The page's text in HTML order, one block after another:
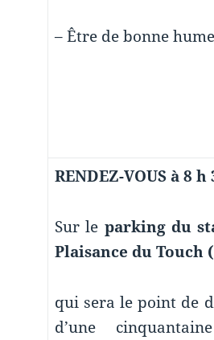
– Être de bonne
RENDEZ-VOUS à 8 h
Sur le parking du
Plaisance du Touch
qui sera le point de
d’une